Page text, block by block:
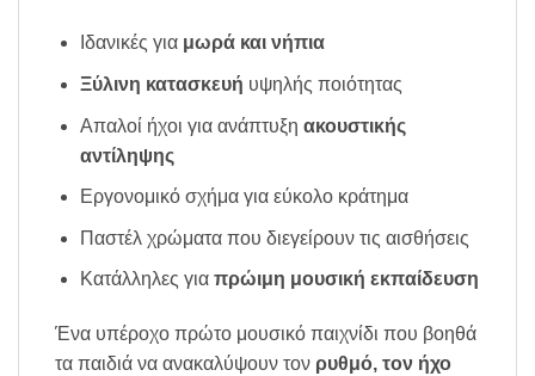
Ιδανικές για μωρά και νήπια
Ξύλινη κατασκευή υψηλής ποιότητας
Απαλοί ήχοι για ανάπτυξη ακουστικής
αντίληψης
Εργονομικό σχήμα για εύκολο κράτημα
Παστέλ χρώματα που διεγείρουν τις αισθήσεις
Κατάλληλες για πρώιμη μουσική εκπαίδευση
Ένα υπέροχο πρώτο μουσικό παιχνίδι που βοηθά
τα παιδιά να ανακαλύψουν τον ρυθμό, τον ήχο